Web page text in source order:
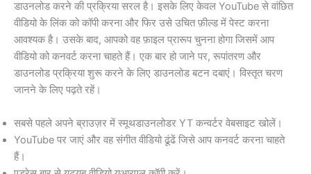
डाउनलोड करने की प्रक्रिया सरल है। इसके लिए केवल YouTube से वांछित
वीडियो के लिंक को कॉपी करना और फिर उसे उचित फ़ील्ड में पेस्ट करना
आवश्यक है। उसके बाद, आपको वह फ़ाइल प्रारूप चुनना होगा जिसमें आप
वीडियो को कनवर्ट करना चाहते हैं। एक बार हो जाने पर, रूपांतरण और
डाउनलोड प्रक्रिया शुरू करने के लिए डाउनलोड बटन दबाएं। विस्तृत चरण
जानने के लिए पढ़ते रहें।
सबसे पहले अपने ब्राउज़र में स्मूथडाउनलोडर YT कन्वर्टर वेबसाइट खोलें।
YouTube पर जाएं और वह संगीत वीडियो ढूंढें जिसे आप कनवर्ट करना चाहते
हैं।